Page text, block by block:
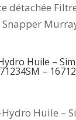
détachée
Huile –
–
Huile –